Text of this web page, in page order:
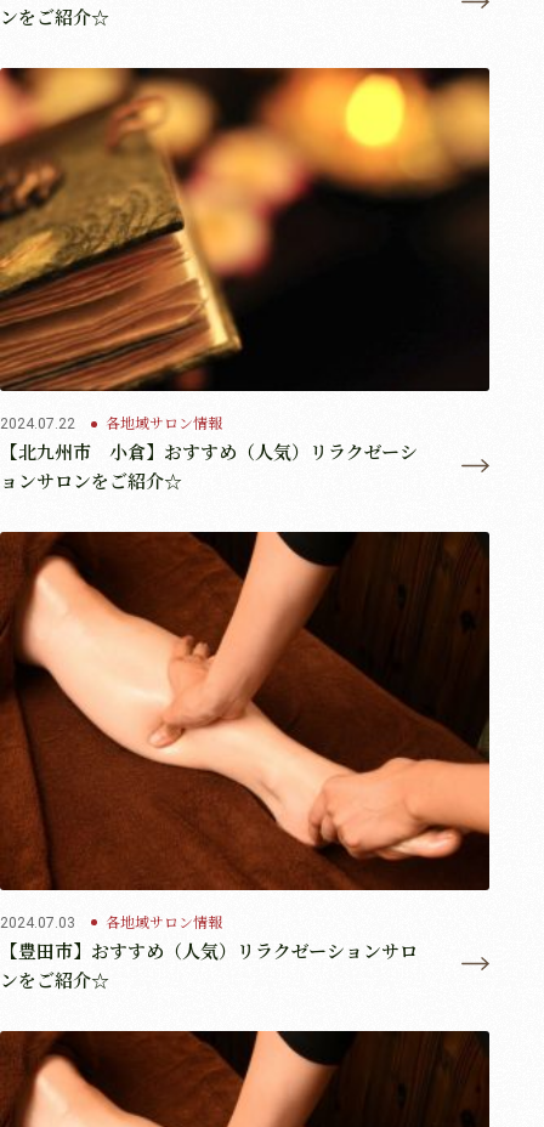
ンをご紹介☆
2024.07.22 各地域サロン情報
【北九州市 小倉】おすすめ（人気）リラクゼーシ
ョンサロンをご紹介☆
2024.07.03 各地域サロン情報
【豊田市】おすすめ（人気）リラクゼーションサロ
ンをご紹介☆